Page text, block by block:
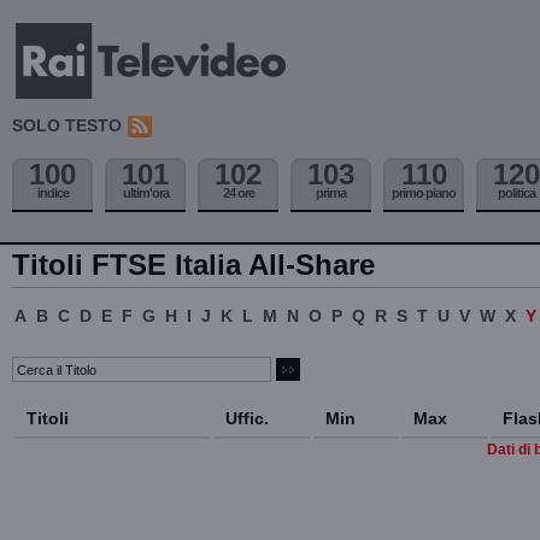
SOLO TESTO
100
indice
101
ultim'ora
102
24 ore
103
prima
110
primo piano
120
politica
Titoli FTSE Italia All-Share
A B C D E F G H I J K L M N O P Q R S T U V W X Y
Titoli Uffic. Min Max
Dati di